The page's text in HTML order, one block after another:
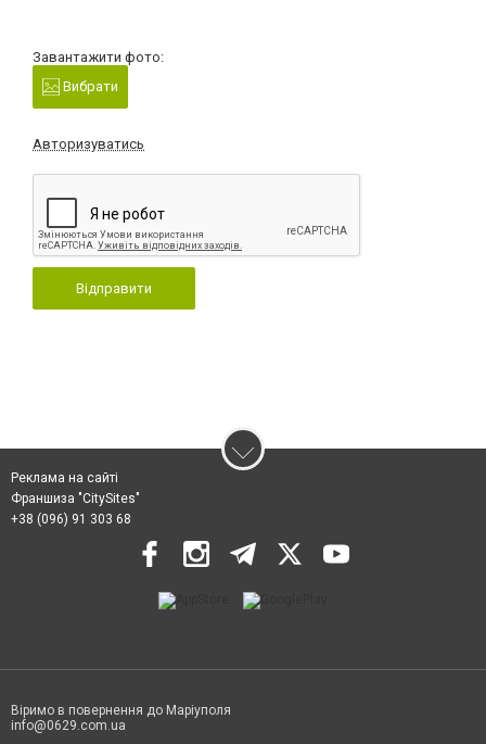
Завантажити фото:
Вибрати
Авторизуватись
Відправити
Реклама на сайті
Франшиза "CitySites"
+38 (096) 91 303 68
Віримо в повернення до Маріуполя
info@0629.com.ua